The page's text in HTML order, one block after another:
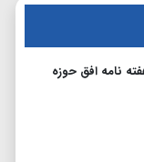
نامه افق حوزه